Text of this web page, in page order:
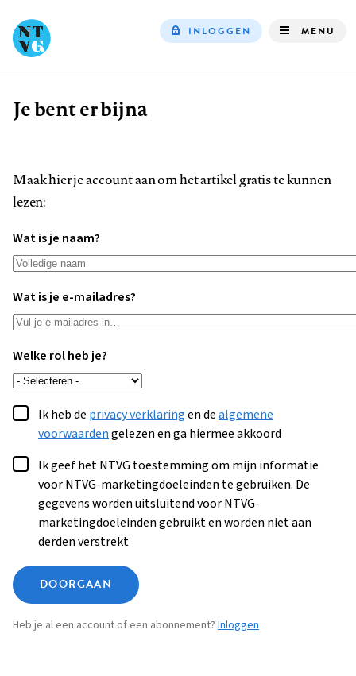
INLOGGEN MENU
Kruimelpad
Je bent er bijna
Maak hier je account aan om het artikel gratis te kunnen
lezen:
Wat is je naam?
Wat is je e-mailadres?
Welke rol heb je?
Ik heb de privacy verklaringen dealgemene
voorwaardengelezen en ga hiermee akkoord
Ik geef het NTVG toestemming om mijn informatie
voor NTVG-marketingdoeleinden te gebruiken. De
gegevens worden uitsluitend voor NTVG-
marketingdoeleinden gebruikt en worden niet aan
derden verstrekt
DOORGAAN
Heb je al een account of een abonnement? Inloggen